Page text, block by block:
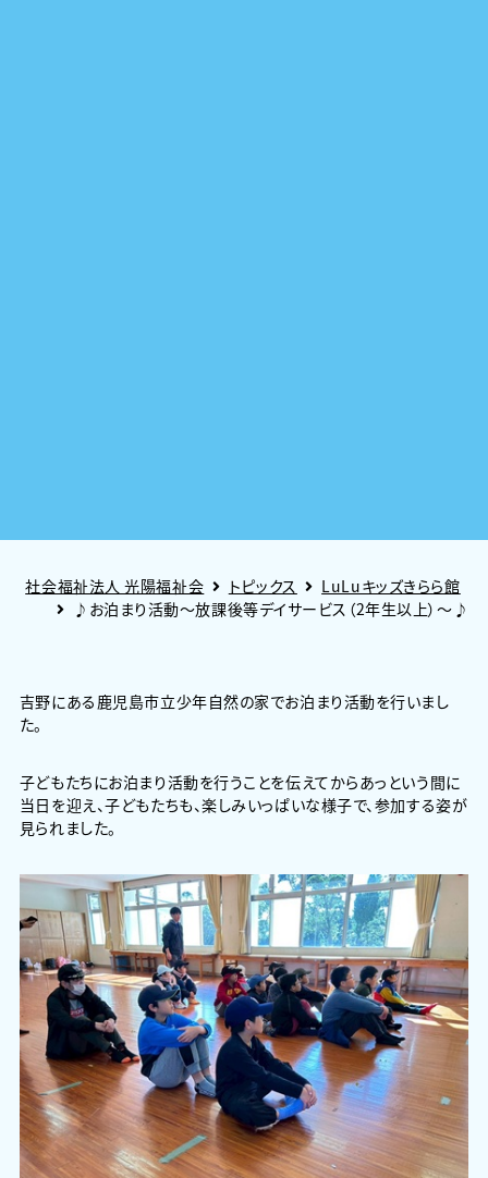
社会福祉法人 光陽福祉会 トピックス
LuLuキッズきらら館
♪お泊まり活動～放課後等デイサービス（2年生以上）～♪
吉野にある鹿児島市立少年自然の家でお泊まり活動を行いまし
た。
子どもたちにお泊まり活動を行うことを伝えてからあっという間に
当日を迎え、子どもたちも、楽しみいっぱいな様子で、参加する姿が
見られました。